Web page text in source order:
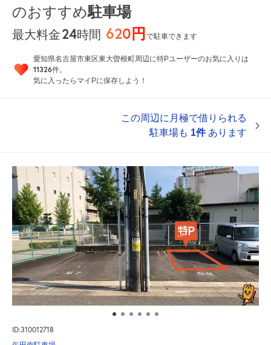
のおすすめ駐車場
最大料金24時間 620円で駐車できます
愛知県名古屋市東区東大曽根町周辺に特Pユーザーのお気に入りは
11326件。
気に入ったらマイPに保存しよう！
この周辺に月極で借りられる
駐車場も 1件あります
ID:310012718